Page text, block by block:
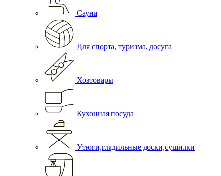
Сауна
Для спорта, туризма, досуга
Хозтовары
Кухонная посуда
Утюги,гладильные доски,сушилки